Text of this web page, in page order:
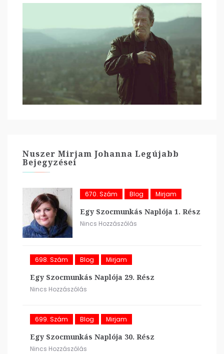
Nuszer Mirjam Johanna Legújabb
Bejegyzései
670. Szám Blog Mirjam
Egy Szocmunkás Naplója 1. Rész
Nincs Hozzászólás
698. Szám Blog Mirjam
Egy Szocmunkás Naplója 29. Rész
Nincs Hozzászólás
699. Szám Blog Mirjam
Egy Szocmunkás Naplója 30. Rész
Nincs Hozzászólás